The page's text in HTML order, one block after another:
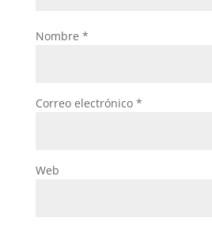
Nombre *
Correo electrónico *
Web